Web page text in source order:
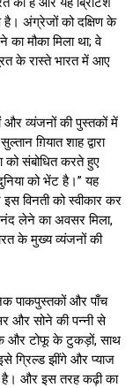
है। अंग्रेजों को दक्षिण के
मौका मिला था; वे
के रास्ते भारत में आए
और व्यंजनों की पुस्तकों में
ग़ियात शाह द्वारा
को संबोधित करते हुए
को भेंट है।” यह
विनती को स्वीकार कर
लेने का अवसर मिला,
के मुख्य व्यंजनों की
पाकपुस्तकों और पाँच
और सोने की पन्नी से
और टोफू के टुकड़ों, साथ
ग्रिल्ड झींगे और प्याज
है। और इस तरह कढ़ी का